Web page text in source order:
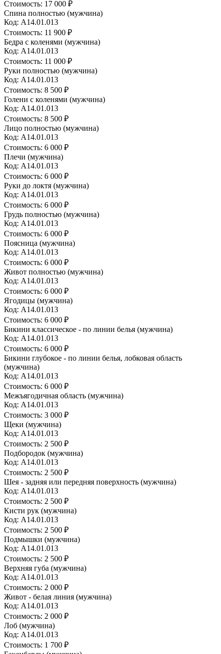
Стоимость: 17 000 ₽
Спина полностью (мужчина)
Код: A14.01.013
Стоимость: 11 900 ₽
Бедра с коленями (мужчина)
Код: A14.01.013
Стоимость: 11 000 ₽
Руки полностью (мужчина)
Код: A14.01.013
Стоимость: 8 500 ₽
Голени с коленями (мужчина)
Код: A14.01.013
Стоимость: 8 500 ₽
Лицо полностью (мужчина)
Код: A14.01.013
Стоимость: 6 000 ₽
Плечи (мужчина)
Код: A14.01.013
Стоимость: 6 000 ₽
Руки до локтя (мужчина)
Код: A14.01.013
Стоимость: 6 000 ₽
Грудь полностью (мужчина)
Код: A14.01.013
Стоимость: 6 000 ₽
Поясница (мужчина)
Код: A14.01.013
Стоимость: 6 000 ₽
Живот полностью (мужчина)
Код: A14.01.013
Стоимость: 6 000 ₽
Ягодицы (мужчина)
Код: A14.01.013
Стоимость: 6 000 ₽
Бикини классическое - по линии белья (мужчина)
Код: A14.01.013
Стоимость: 6 000 ₽
Бикини глубокое - по линии белья, лобковая область
(мужчина)
Код: A14.01.013
Стоимость: 6 000 ₽
Межъягодичная область (мужчина)
Код: A14.01.013
Стоимость: 3 000 ₽
Щеки (мужчина)
Код: A14.01.013
Стоимость: 2 500 ₽
Подбородок (мужчина)
Код: A14.01.013
Стоимость: 2 500 ₽
Шея - задняя или передняя поверхность (мужчина)
Код: A14.01.013
Стоимость: 2 500 ₽
Кисти рук (мужчина)
Код: A14.01.013
Стоимость: 2 500 ₽
Подмышки (мужчина)
Код: A14.01.013
Стоимость: 2 500 ₽
Верхняя губа (мужчина)
Код: A14.01.013
Стоимость: 2 000 ₽
Живот - белая линия (мужчина)
Код: A14.01.013
Стоимость: 2 000 ₽
Лоб (мужчина)
Код: A14.01.013
Стоимость: 1 700 ₽